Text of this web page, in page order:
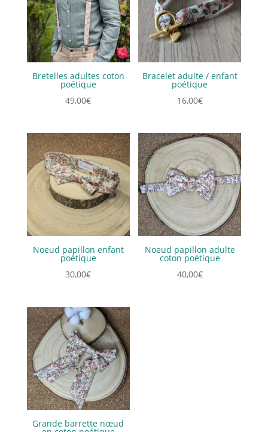
Bretelles adultes coton
poétique
49,00€
Bracelet adulte / enfant
poétique
16,00€
Noeud papillon enfant
poétique
30,00€
Noeud papillon adulte
coton poétique
40,00€
Grande barrette nœud